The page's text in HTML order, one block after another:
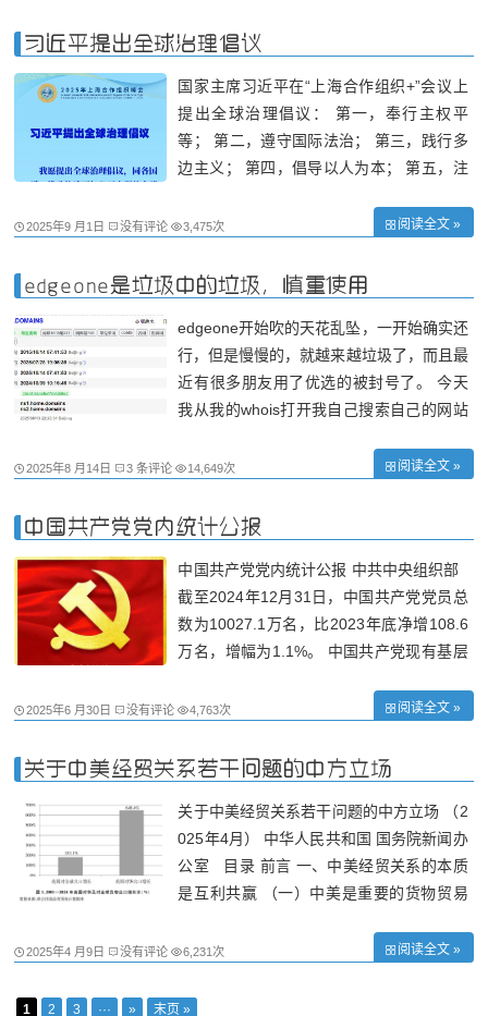
2 月 9 日，智谱 AI 宣布开源 Auto
习近平提出全球治理倡议
国家主席习近平在“上海合作组织+”会议上
提出全球治理倡议： 第一，奉行主权平
等； 第二，遵守国际法治； 第三，践行多
边主义； 第四，倡导以人为本； 第五，注
2025年9 月1日 没有评论 3,475次 阅读全文 »
edgeone是垃圾中的垃圾，慎重使用
edgeone开始吹的天花乱坠，一开始确实还
行，但是慢慢的，就越来越垃圾了，而且最
近有很多朋友用了优选的被封号了。 今天
我从我的whois打开我自己搜索自己的网站
我的.网站里却能打开，我在网上itdog测试
港澳台外全国红，难怪打不开，直接阻断了
2025年8 月14日 3 条评论 14,649次 阅读全文 »
中国共产党党内统计公报
中国共产党党内统计公报 中共中央组织部
截至2024年12月31日，中国共产党党员总
数为10027.1万名，比2023年底净增108.6
万名，增幅为1.1%。 中国共产党现有基层
个，增幅为1.4%。其中，基层党委30.6万
一、党员队伍情况 党员的性别、民族和学
历
2025年6 月30日 没有评论 4,763次 阅读全文 »
关于中美经贸关系若干问题的中方立场
关于中美经贸关系若干问题的中方立场 （2
025年4月） 中华人民共和国 国务院新闻办
公室 目录 前言 一、中美经贸关系的本质
是互利共赢 （一）中美是重要的货物贸易
（三）中方从不刻意追求贸易顺差 （四）
受益于双边经贸合作 二、中方认真履
2025年4 月9日 没有评论 6,231次 阅读全文 »
1 2 3 ··· » 末页 »